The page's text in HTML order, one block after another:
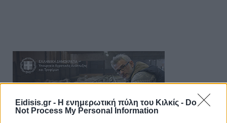
Eidisis.gr - Η ενημερωτική πύλη του Κιλκίς - Do
Not Process My Personal Information